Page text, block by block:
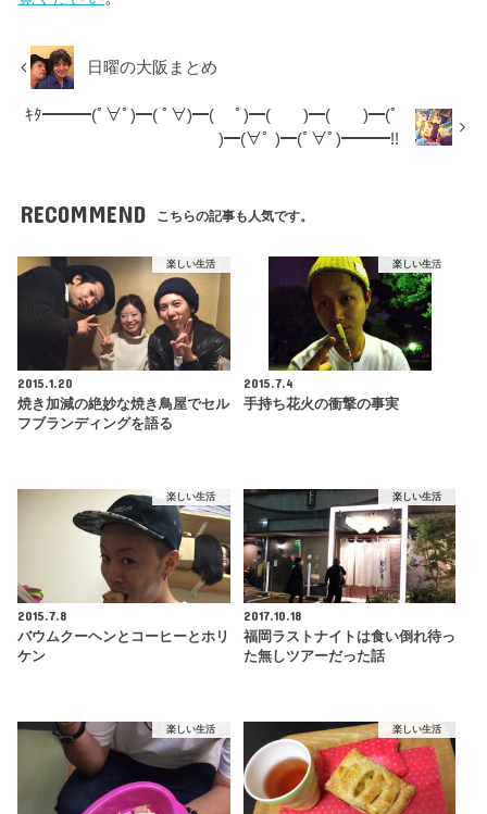
日曜の大阪まとめ
ｷﾀ━━━(ﾟ∀ﾟ)━( ﾟ∀)━( ﾟ)━( )━( )━(ﾟ
)━(∀ﾟ )━(ﾟ∀ﾟ)━━━!!
RECOMMEND こちらの記事も人気です。
楽しい生活
2015.1.20
焼き加減の絶妙な焼き鳥屋でセル
フブランディングを語る
楽しい生活
2015.7.4
手持ち花火の衝撃の事実
楽しい生活
2015.7.8
バウムクーヘンとコーヒーとホリ
ケン
楽しい生活
2017.10.18
福岡ラストナイトは食い倒れ待っ
た無しツアーだった話
楽しい生活 楽しい生活